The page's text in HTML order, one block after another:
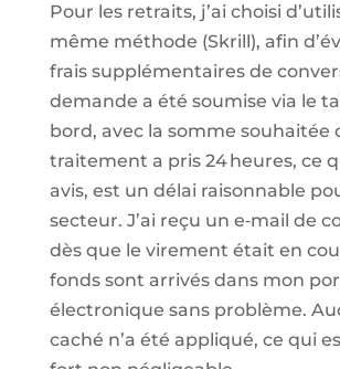
Pour les retraits, j’ai choisi
même méthode (Skrill), afin
frais supplémentaires de
demande a été soumise via le
bord, avec la somme souhaitée
traitement a pris 24 heures, ce
avis, est un délai raisonnable
secteur. J’ai reçu un e‑mail de
dès que le virement était en
fonds sont arrivés dans mon
électronique sans problème.
caché n’a été appliqué, ce qui